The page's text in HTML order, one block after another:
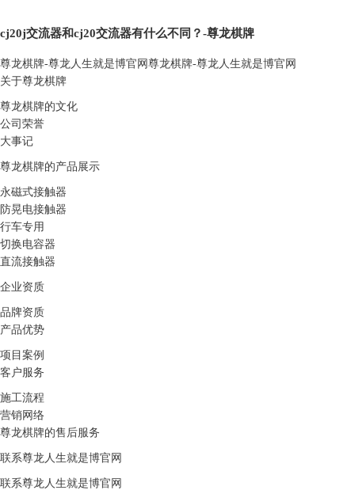
cj20j交流器和cj20交流器有什么不同？-尊龙棋牌
尊龙棋牌-尊龙人生就是博官网 尊龙棋牌-尊龙人生就是博官网
关于尊龙棋牌
尊龙棋牌的文化
公司荣誉
大事记
尊龙棋牌的产品展示
永磁式接触器
防晃电接触器
行车专用
切换电容器
直流接触器
企业资质
品牌资质
产品优势
项目案例
客户服务
施工流程
营销网络
尊龙棋牌的售后服务
联系尊龙人生就是博官网
联系尊龙人生就是博官网